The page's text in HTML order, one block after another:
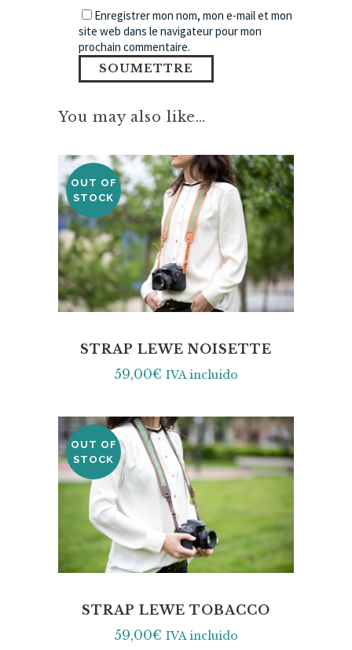
Enregistrer mon nom, mon e-mail et mon
site web dans le navigateur pour mon
prochain commentaire.
You may also like…
OUT OF
STOCK
STRAP LEWE NOISETTE
59,00€ IVA incluido
OUT OF
STOCK
STRAP LEWE TOBACCO
59,00€ IVA incluido